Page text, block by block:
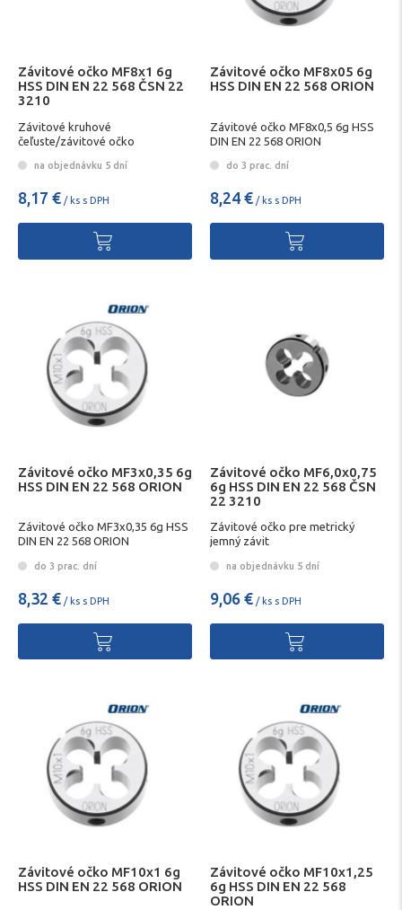
Závitové očko MF8x1 6g
HSS DIN EN 22 568 ČSN 22
3210
Závitové kruhové
čeľuste/závitové očko
na objednávku 5 dní
8,17 € / ks s DPH
Závitové očko MF8x05 6g
HSS DIN EN 22 568 ORION
Závitové očko MF8x0,5 6g HSS
DIN EN 22 568 ORION
do 3 prac. dní
8,24 € / ks s DPH
Závitové očko MF3x0,35 6g
HSS DIN EN 22 568 ORION
Závitové očko MF3x0,35 6g HSS
DIN EN 22 568 ORION
do 3 prac. dní
8,32 € / ks s DPH
Závitové očko MF6,0x0,75
6g HSS DIN EN 22 568 ČSN
22 3210
Závitové očko pre metrický
jemný závit
na objednávku 5 dní
9,06 € / ks s DPH
Závitové očko MF10x1 6g
HSS DIN EN 22 568 ORION
Závitové očko MF10x1,25
6g HSS DIN EN 22 568
ORION